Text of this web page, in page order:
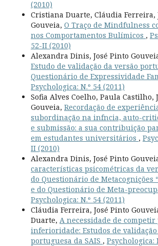
(2010)
Cristiana Duarte, Cláudia Ferreira,
Gouveia, O Traço de Mindfulness
nos Comportamentos Bulímicos ,
52-II (2010)
Alexandra Dinis, José Pinto
Estudo de validação da versão
Questionário de Expressividade
Psychologica: N.º 54 (2011)
Sofia Alves Coelho, Paula Castilho,
Gouveia, Recordação de
subordinação na infncia, auto-
e submissão: a sua contribuição
em estudantes universitários ,
II (2010)
Alexandra Dinis, José Pinto
características psicométricas da
do Questionário de Metacognições
e do Questionário de Meta-
Psychologica: N.º 54 (2011)
Cláudia Ferreira, José Pinto
Duarte, A necessidade de
inferioridade: Estudos de validação
portuguesa da SAIS , Psychologica: